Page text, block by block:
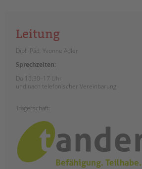
Leitung
Dipl.-Päd. Yvonne Adler
Sprechzeiten:
Do 15:30–17 Uhr
und nach telefonischer Vereinbarung
Trägerschaft: